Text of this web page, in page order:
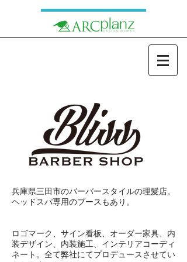
兵庫県三田市のバーバースタイルの理髪店。
​ヘッドスパ専用のブースもあり。
​ロゴマーク、サイン看板、オーダー家具、内
装デザイン、内装施工、インテリアコーディ
ネート。全て弊社にてプロデュースさせてい